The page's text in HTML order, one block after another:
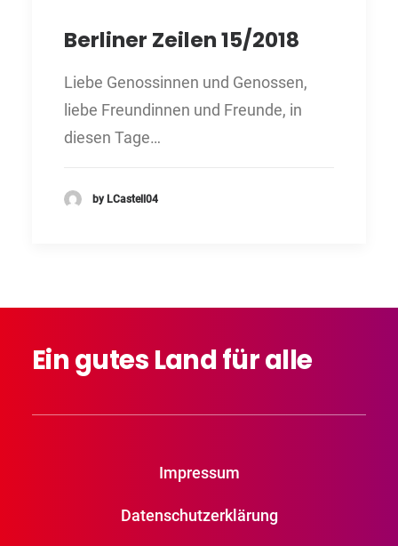
Berliner Zeilen 15/2018
Liebe Genossinnen und Genossen,
liebe Freundinnen und Freunde, in
diesen Tage…
by LCastell04
EingutesLandfüralle
Impressum
Datenschutzerklärung